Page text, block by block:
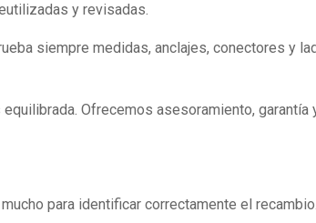
y revisadas.
siempre medidas, anclajes, conectores y
Ofrecemos asesoramiento, garantía
para identificar correctamente el recambio.